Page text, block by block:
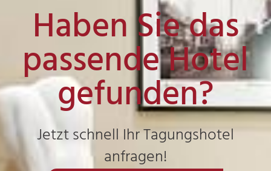
Haben Sie das
passende Hotel
gefunden?
Jetzt schnell Ihr Tagungshotel
anfragen!